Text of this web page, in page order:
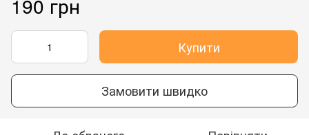
Купити
Замовити швидко